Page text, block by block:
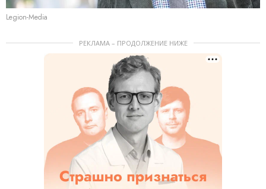
Legion-Media
РЕКЛАМА – ПРОДОЛЖЕНИЕ НИЖЕ